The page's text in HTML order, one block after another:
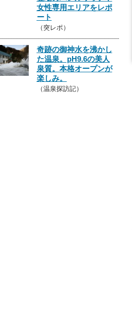
女性専用エリアをレポ
ート
（突レポ）
奇跡の御神水を沸かし
た温泉。pH9.6の美人
泉質。本格オープンが
楽しみ。
（温泉探訪記）